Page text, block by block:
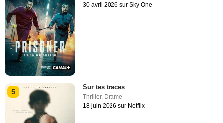
30 avril 2026 sur Sky One
5
Sur tes traces
Thriller, Drame
18 juin 2026 sur Netflix